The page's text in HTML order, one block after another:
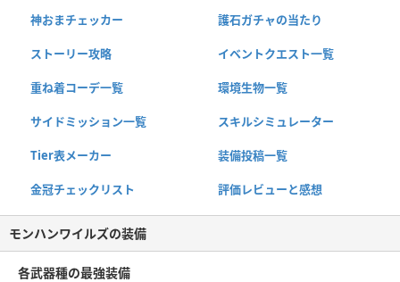
神おまチェッカー 護石ガチャの当たり
ストーリー攻略 イベントクエスト一覧
重ね着コーデ一覧 環境生物一覧
サイドミッション一覧 スキルシミュレーター
Tier表メーカー 装備投稿一覧
金冠チェックリスト 評価レビューと感想
モンハンワイルズの装備
各武器種の最強装備